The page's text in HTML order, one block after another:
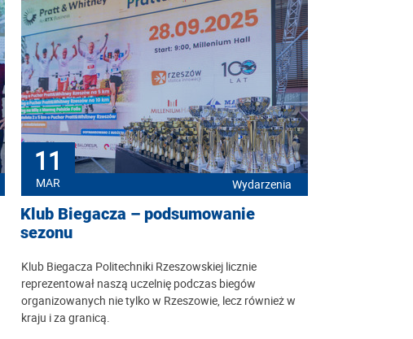
11
MAR Wydarzenia
Klub Biegacza – podsumowanie
sezonu
Klub Biegacza Politechniki Rzeszowskiej licznie
reprezentował naszą uczelnię podczas biegów
organizowanych nie tylko w Rzeszowie, lecz również w
kraju i za granicą.